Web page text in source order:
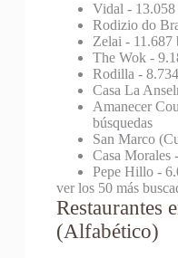
Vidal - 13.058
Rodizio do
Zelai - 11.687
The Wok-
Rodilla -
Casa La
Amanecer
búsquedas
San Marco
Casa Morales-
Pepe Hillo-
ver los 50 más
Restaurantes
(Alfabético)